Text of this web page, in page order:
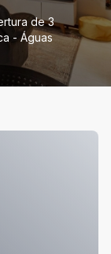
de 3
- Águas